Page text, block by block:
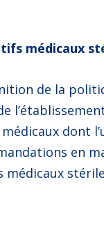
médicaux
de la
dont
en
médicaux